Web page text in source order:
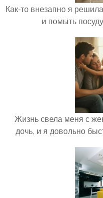
Как-то внезапно я
и помыть
Жизнь свела меня с
дочь, и я довольно